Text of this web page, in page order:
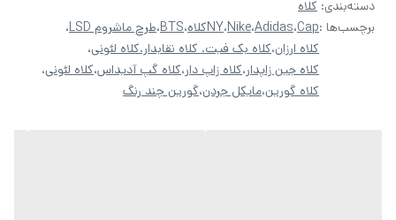
دسته‌بندی: کلاه
برچسب‌ها :Cap،Adidas،Nike،NYکلاه ،BTS،طرح ماشروم LSD
،
کلاه ارزان،کلاه بک فیت. کلاه نقابدار.کلاه لئونی،
کلاه جین زاپدار،کلاه زاپ دار،کلاه گپ آدیداس،کلاه لئونی،
کلاه گورین،مایکل جردن،گورین چند رنگ